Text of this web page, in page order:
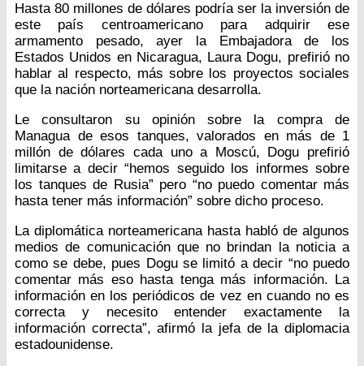
Hasta 80 millones de dólares podría ser la inversión de
este país centroamericano para adquirir ese
armamento pesado, ayer la Embajadora de los
Estados Unidos en Nicaragua, Laura Dogu, prefirió no
hablar al respecto, más sobre los proyectos sociales
que la nación norteamericana desarrolla.
Le consultaron su opinión sobre la compra de
Managua de esos tanques, valorados en más de 1
millón de dólares cada uno a Moscú, Dogu prefirió
limitarse a decir “hemos seguido los informes sobre
los tanques de Rusia” pero “no puedo comentar más
hasta tener más información” sobre dicho proceso.
La diplomática norteamericana hasta habló de algunos
medios de comunicación que no brindan la noticia a
como se debe, pues Dogu se limitó a decir “no puedo
comentar más eso hasta tenga más información. La
información en los periódicos de vez en cuando no es
correcta y necesito entender exactamente la
información correcta”, afirmó la jefa de la diplomacia
estadounidense.